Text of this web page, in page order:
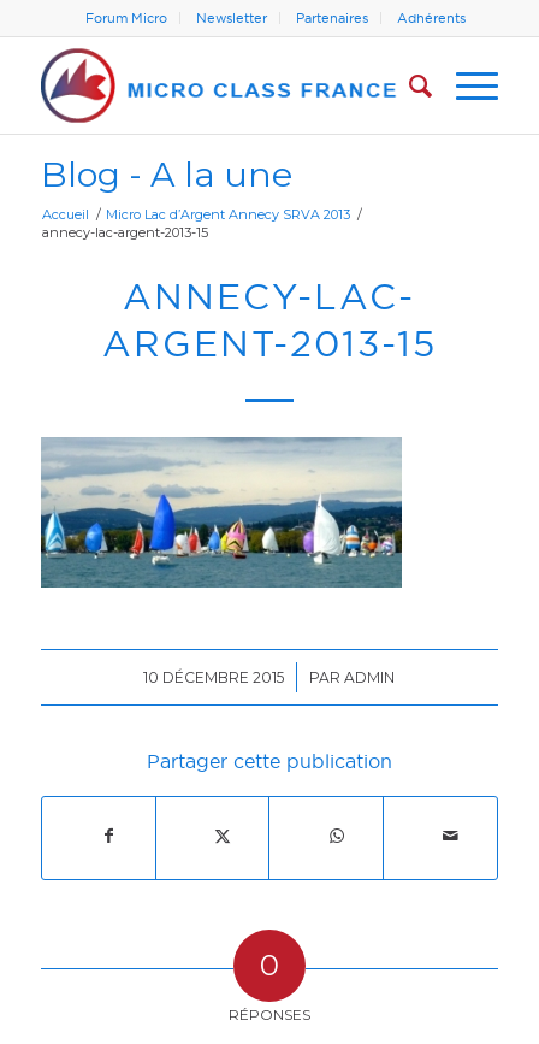
Forum Micro Newsletter Partenaires Adhérents
Blog - A la une
Accueil / Micro Lac d’Argent Annecy SRVA 2013 /
annecy-lac-argent-2013-15
ANNECY-LAC-
ARGENT-2013-15
10 DÉCEMBRE 2015
/ PARADMIN
Partager cette publication
0
RÉPONSES